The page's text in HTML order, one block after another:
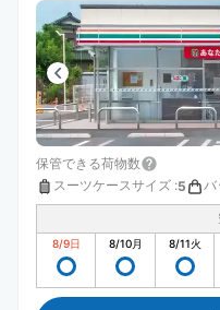
保管できる荷物数
スーツケースサイズ :5 バ
8/9日 8/10月 8/11火